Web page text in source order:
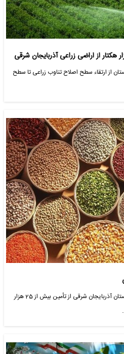
از ارتقاء سطح اصلاح تناوب زراعی تا سطح
مدیر امور زراعت سازمان جهاد کشاورزی استان آذربایجان شرقی از تأمین بیش از 25 هزار